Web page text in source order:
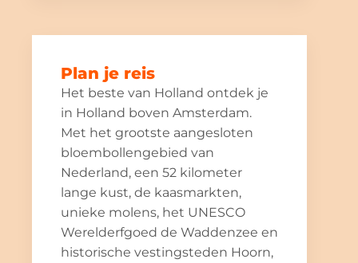
Plan je reis
Het beste van Holland ontdek je
in Holland boven Amsterdam.
Met het grootste aangesloten
bloembollengebied van
Nederland, een 52 kilometer
lange kust, de kaasmarkten,
unieke molens, het UNESCO
Werelderfgoed de Waddenzee en
historische vestingsteden Hoorn,